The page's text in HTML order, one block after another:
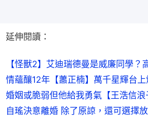
延伸閱讀：
【怪獸2】艾迪瑞德曼是威廉同學？
情蘊釀12年 【蕭正楠】萬千星輝台
婚姻或脆弱但他給我勇氣 【王浩信
自瑤決意離婚 除了原諒，還可選擇